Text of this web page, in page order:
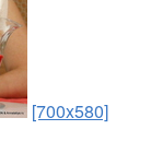
[700x580]